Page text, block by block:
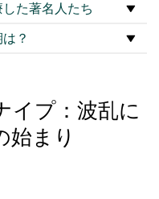
た著名人たち
？
イプ：波乱に
始まり